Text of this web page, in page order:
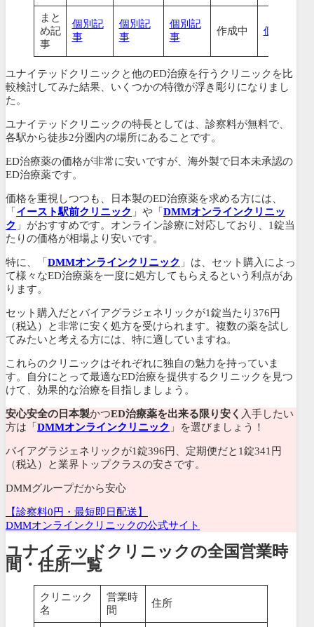
まと
め記
事
個別記
事
個別記
事
個別記
事
作成中 個別記事
ユナイテッドクリニックと他のED治療を行うクリニックを比
較検討してみた結果、いくつかの特徴が浮き彫りになりまし
た。
ユナイテッドクリニックの特長としては、 診察料が無料で、
各駅から徒歩2分圏内の場所にあることです。
ED治療薬の価格が非常に安いですが、海外製で日本未承認の
ED治療薬です。
価格を重視しつつも、日本製のED治療薬を求める方には、
「 イースト駅前クリニック 」や「 DMMオンラインクリニッ
ク 」がおすすめです。 オンライン診療に対応しており、1錠当
たりの価格が相場より安いです。
特に、「 DMMオンラインクリニック 」は、セット購入によっ
て様々なED治療薬を一度に処方してもらえるという利点があ
ります。
セット購入だとバイアグラジェネリックが1錠当たり376円
（税込）と非常に安く処方を受けられます。複数の薬を試し
てみたいと考える方には、特に適していますね。
これらのクリニックはそれぞれに独自の魅力を持っていま
す。自分にとって最適なED治療を提供するクリニックを見つ
けて、効果的な治療を目指しましょう。
安心安全の日本製かつED治療薬を出来る限り安く 入手したい
方は「 DMMオンラインクリニック 」を選びましょう！
バイアグラジェネリックが1錠396円、 定期便だと1錠341円
（税込）と業界トップクラスの安さです。
DMMグループだから安心
【診察料0円・最短即日配送】
DMMオンラインクリニックの公式サイト
ユナイテッドクリニックの全国営業時
間・住所一覧
クリニック
名
営業時
間
住所